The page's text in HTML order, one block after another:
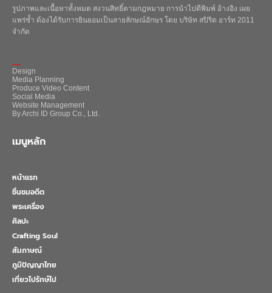
รูปภาพและเนื้อหาทั้งหมด สงวนสิทธิ์ตามกฎหมาย การนำไปตีพิมพ์ อ้างอิง เผย
แพร่ซ้ำ ต้องได้รับการยินยอมเป็นลายลักษณ์อักษร โดย บริษัท สปิริต อาร์ท 2011
จำกัด
Design
Media Planning
Produce Video Content
Social Media
Website Management
By Archi ID Group Co., Ltd.
เมนูหลัก
หน้าแรก
ชื่นชมอดีต
พระเครื่อง
ศิลปะ
Crafting Soul
สัมภาษณ์
ภูมิปัญญาไทย
เที่ยวไปรักษ์ไป